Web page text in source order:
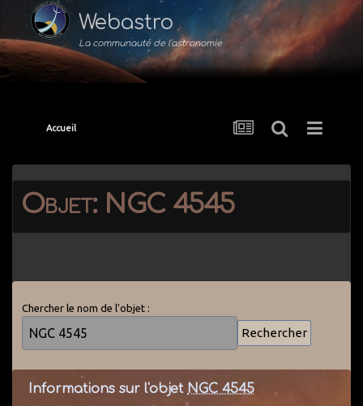
Webastro
La communauté de l'astronomie
Accueil
Objet: NGC 4545
Chercher le nom de l'objet :
Informations sur l'objet NGC 4545